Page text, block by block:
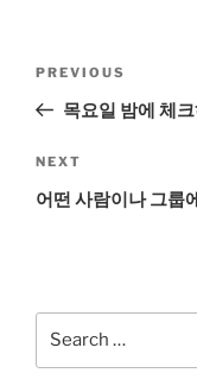
Previous
Post
PREVIOUS
목요일 밤에 체
Next
Post
NEXT
어떤 사람이나 그룹